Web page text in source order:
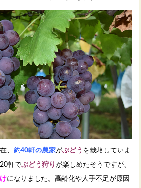
、約40軒の農家がぶどう を栽培 していま
軒でぶどう狩りが楽しめたそうですが、
になりました。高齢化や人手不足が原因